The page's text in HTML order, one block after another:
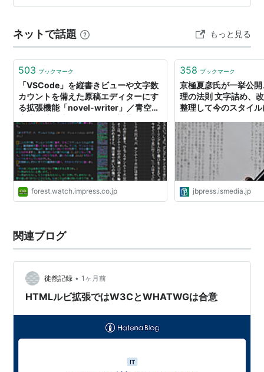
ってあるのに気づき、読解不能にして困難な表現への行
ネットで話題 もっと見る
503 ブックマーク
「VSCode」を縦書きビューや文字数
カウントを備えた原稿エディターにす
る拡張機能「novel-writer」／青空文
の色分け表示やPDF出力もできる【レ
ビュー】
forest.watch.impress.co.jp
358 ブックマーク
京極夏彦氏が一挙公
理の法則 文字詰め、
整理して今のスタイ
jbpress.ismedia.jp
関連ブログ
徒然記録 • 1ヶ月前
HTMLルビ拡張ではW3CとWHATWGは合意